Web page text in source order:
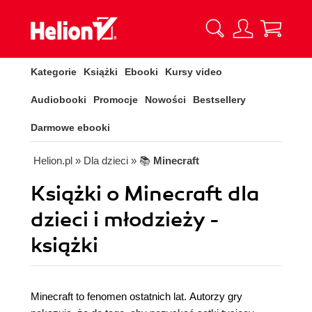
Kategorie Książki Ebooki Kursy video
Audiobooki Promocje Nowości Bestsellery
Darmowe ebooki
Helion.pl » Dla dzieci » 📚 Minecraft
Książki o Minecraft dla
dzieci i młodzieży -
książki
Minecraft to fenomen ostatnich lat. Autorzy gry